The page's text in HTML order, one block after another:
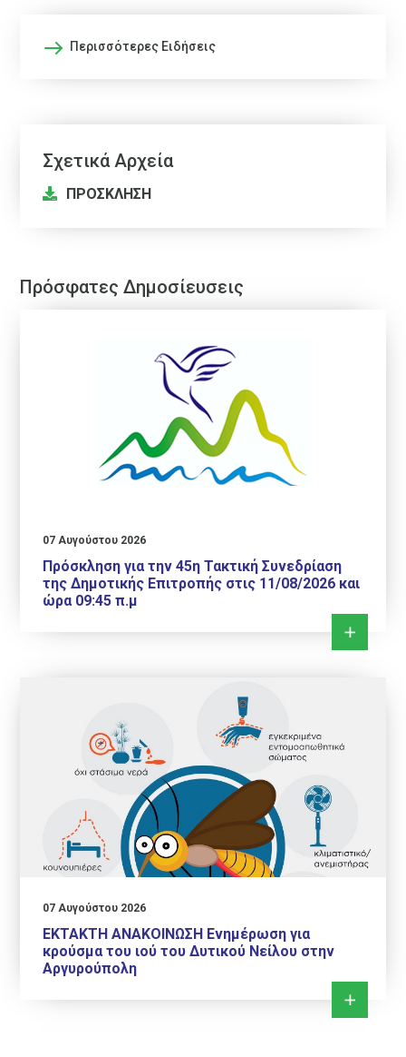
Περισσότερες Ειδήσεις
Σχετικά Αρχεία
ΠΡΟΣΚΛΗΣΗ
Πρόσφατες Δημοσίευσεις
07 Αυγούστου 2026
Πρόσκληση για την 45η Τακτική Συνεδρίαση
της Δημοτικής Επιτροπής στις 11/08/2026 και
ώρα 09:45 π.μ
07 Αυγούστου 2026
ΕΚΤΑΚΤΗ ΑΝΑΚΟΙΝΩΣΗ Ενημέρωση για
κρούσμα του ιού του Δυτικού Νείλου στην
Αργυρούπολη